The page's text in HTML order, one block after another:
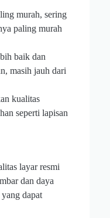
murah, sering
paling murah
baik dan
masih jauh dari
kualitas
seperti lapisan
layar resmi
dan daya
dapat